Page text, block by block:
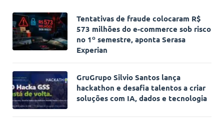
Tentativas de fraude colocaram R$
573 milhões do e-commerce sob risco
no 1º semestre, aponta Serasa
Experian
GruGrupo Silvio Santos lança
hackathon e desafia talentos a criar
soluções com IA, dados e tecnologia